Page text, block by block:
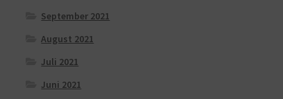
September 2021
August 2021
Juli 2021
Juni 2021